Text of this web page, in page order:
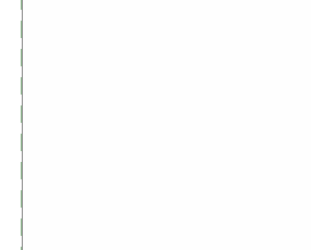
Воронин, Дмитрий
Воронина, Тамара
Воронков, Николай
Воскобойников,
Валерий
Врочек, Шимун
Вудинг, Крис
Вулф, Джин